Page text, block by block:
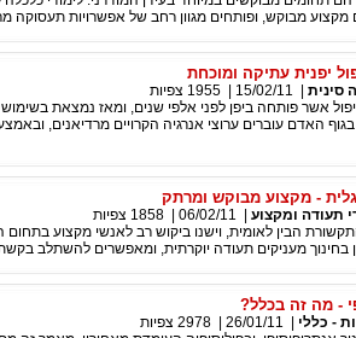
מקצוע מבוקש, ופותחים מגוון רחב של אפשרויות תעסוקה
יפנית עתיקה ומוכחת
סינית 15/02/11
1955 צפיות
אשר פותחה ביפן לפני אלפי שנים, ומאז נמצאת
בגוף האדם עוברים ערוצי אנרגיה הקרויים מרדיאנים,
- מקצוע מבוקש ומרתק
תעודה ומקצוע 06/02/11
1858 צפיות
הבין לאומית, וישנו ביקוש רב לאנשי מקצוע בתחום
בחינוך מעניקים תעודה יוקרתית, ומאפשרים להשתלב
- מה זה בכלל?
- כללי 26/01/11
2978 צפיות